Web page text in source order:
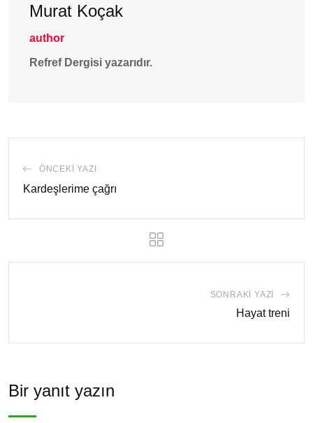
Murat Koçak
author
Refref Dergisi yazarıdır.
ÖNCEKI YAZI
Kardeşlerime çağrı
SONRAKI YAZI
Hayat treni
Bir yanıt yazın